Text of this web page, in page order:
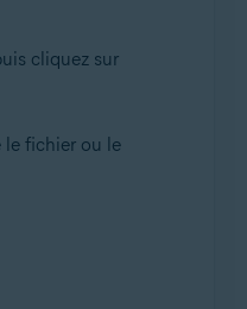
cliquez sur
fichier ou le